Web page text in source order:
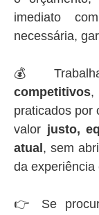
imediato
necessária,
💰
competitivos,
praticados por
valor justo,
atual , sem
da experiência
👉 Se